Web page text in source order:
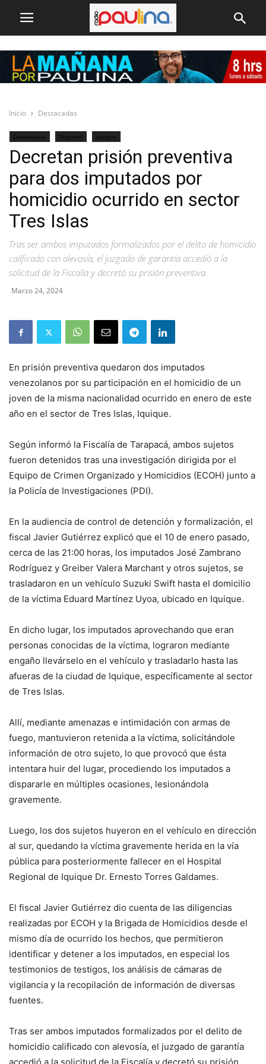
Inicio Destacadas
Destacadas Regional Iquique
Decretan prisión preventiva
para dos imputados por
homicidio ocurrido en sector
Tres Islas
Tras ser ambos imputados formalizados por el delito de homicidio
calificado con alevosía, el juzgado de garantía accedió a la
solicitud de la Fiscalía y decretó su prisión preventiva.
Marzo 24, 2024
En prisión preventiva quedaron dos imputados
venezolanos por su participación en el homicidio de un
joven de la misma nacionalidad ocurrido en enero de este
año en el sector de Tres Islas, Iquique.
Según informó la Fiscalía de Tarapacá, ambos sujetos
fueron detenidos tras una investigación dirigida por el
Equipo de Crimen Organizado y Homicidios (ECOH) junto a
la Policía de Investigaciones (PDI).
En la audiencia de control de detención y formalización, el
fiscal Javier Gutiérrez explicó que el 10 de enero pasado,
cerca de las 21:00 horas, los imputados José Zambrano
Rodríguez y Greiber Valera Marchant y otros sujetos, se
trasladaron en un vehículo Suzuki Swift hasta el domicilio
de la víctima Eduard Martínez Uyoa, ubicado en Iquique.
En dicho lugar, los imputados aprovechando que eran
personas conocidas de la víctima, lograron mediante
engaño llevárselo en el vehículo y trasladarlo hasta las
afueras de la ciudad de Iquique, específicamente al sector
de Tres Islas.
Allí, mediante amenazas e intimidación con armas de
fuego, mantuvieron retenida a la víctima, solicitándole
información de otro sujeto, lo que provocó que ésta
intentara huir del lugar, procediendo los imputados a
dispararle en múltiples ocasiones, lesionándola
gravemente.
Luego, los dos sujetos huyeron en el vehículo en dirección
al sur, quedando la víctima gravemente herida en la vía
pública para posteriormente fallecer en el Hospital
Regional de Iquique Dr. Ernesto Torres Galdames.
El fiscal Javier Gutiérrez dio cuenta de las diligencias
realizadas por ECOH y la Brigada de Homicidios desde el
mismo día de ocurrido los hechos, que permitieron
identificar y detener a los imputados, en especial los
testimonios de testigos, los análisis de cámaras de
vigilancia y la recopilación de información de diversas
fuentes.
Tras ser ambos imputados formalizados por el delito de
homicidio calificado con alevosía, el juzgado de garantía